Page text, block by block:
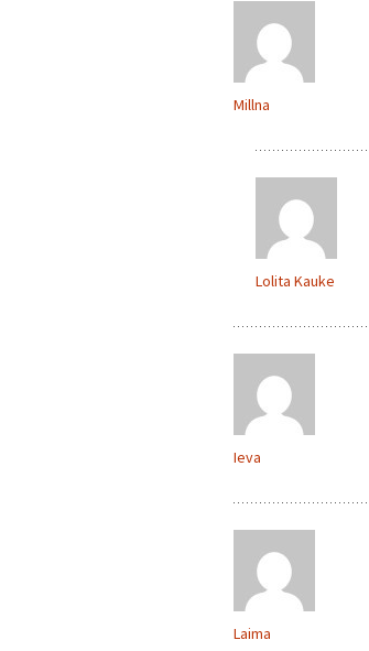
Millna
Lolita Kauke
Ieva
Laima